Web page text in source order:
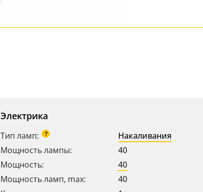
Электрика
Тип ламп: ?
Накаливания
Мощность лампы:
40
Мощность:
40
Мощность ламп, max:
40